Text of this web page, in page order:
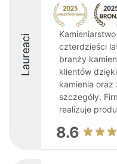
Laureaci
czterdzieści
branży
klientów
kamienia oraz
szczegóły.
realizuje
8.6